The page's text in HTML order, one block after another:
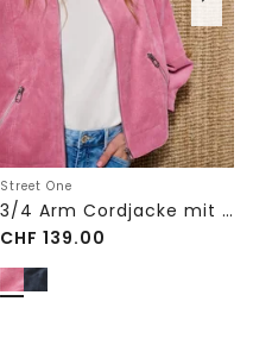
Street One
3/4 Arm Cordjacke mit Hemdkragen
CHF 139.00